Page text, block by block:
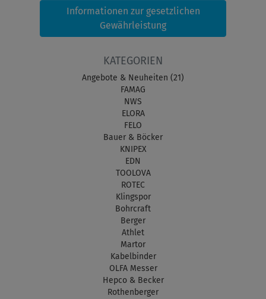
Informationen zur gesetzlichen
Gewährleistung
KATEGORIEN
Angebote & Neuheiten (21)
FAMAG
NWS
ELORA
FELO
Bauer & Böcker
KNIPEX
EDN
TOOLOVA
ROTEC
Klingspor
Bohrcraft
Berger
Athlet
Martor
Kabelbinder
OLFA Messer
Hepco & Becker
Rothenberger